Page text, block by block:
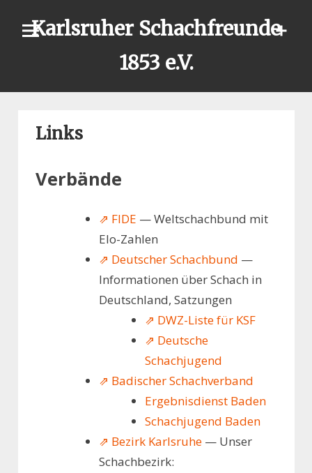
Karlsruher Schachfreunde
1853 e.V.
Links
Verbände
⇗ FIDE — Weltschachbund mit
Elo-Zahlen
⇗ Deutscher Schachbund —
Informationen über Schach in
Deutschland, Satzungen
⇗ DWZ-Liste für KSF
⇗ Deutsche
Schachjugend
⇗ Badischer Schachverband
Ergebnisdienst Baden
Schachjugend Baden
⇗ Bezirk Karlsruhe — Unser
Schachbezirk: